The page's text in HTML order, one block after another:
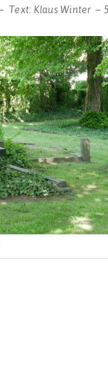
Text: Klaus Winter